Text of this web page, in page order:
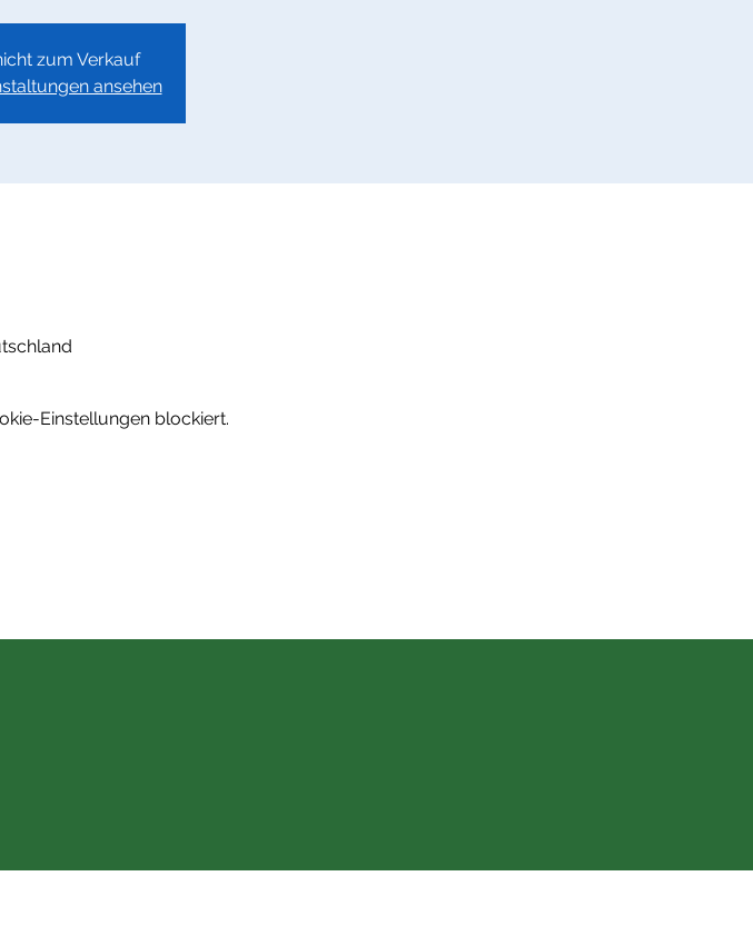
zum Verkauf
ansehen
Einstellungen blockiert.